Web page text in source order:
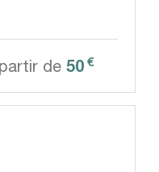
de50 €